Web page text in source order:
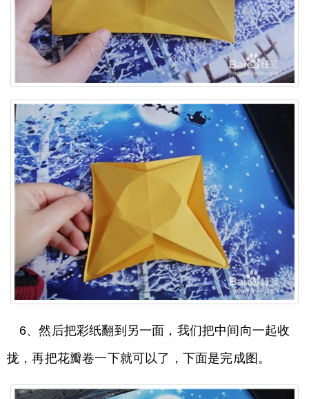
6、然后把彩纸翻到另一面，我们把中间向一起收
拢，再把花瓣卷一下就可以了，下面是完成图。